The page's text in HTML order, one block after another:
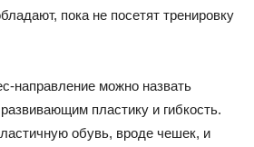
пока не посетят тренировку
направление можно назвать
пластику и гибкость.
обувь, вроде чешек, и